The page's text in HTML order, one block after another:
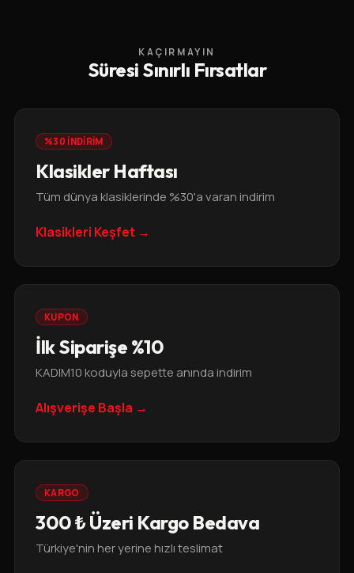
KAÇIRMAYIN
Süresi Sınırlı Fırsatlar
%30 İNDİRİM
Klasikler Haftası
Tüm dünya klasiklerinde %30'a varan indirim
Klasikleri Keşfet →
KUPON
İlk Siparişe %10
KADIM10 koduyla sepette anında indirim
Alışverişe Başla →
KARGO
300 ₺ Üzeri Kargo Bedava
Türkiye'nin her yerine hızlı teslimat